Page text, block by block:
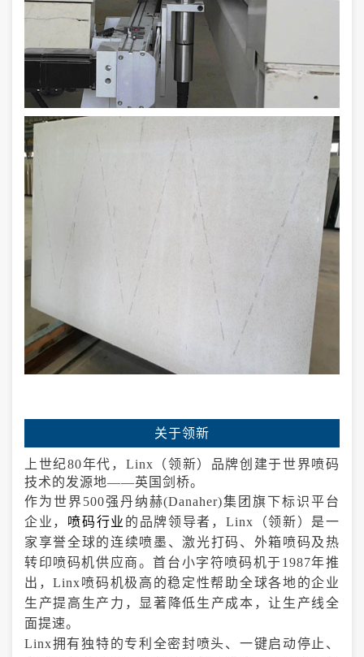
关于领新
上世纪80年代，Linx（领新）品牌创建于世界喷码
技术的发源地——英国剑桥。
作为世界500强丹纳赫(Danaher)集团旗下标识平台
企业， 喷码行业 的品牌领导者，Linx（领新）是一
家享誉全球的连续喷墨、激光打码、外箱喷码及热
转印喷码机供应商。首台小字符喷码机于1987年推
出，Linx喷码机极高的稳定性帮助全球各地的企业
生产提高生产力，显著降低生产成本，让生产线全
面提速。
Linx拥有独特的专利全密封喷头、一键启动停止、